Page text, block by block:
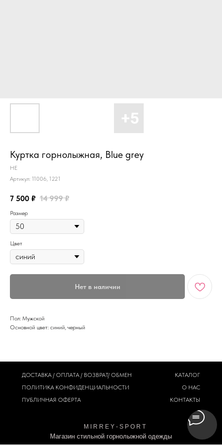
Куртка горнолыжная, Blue grey
HE
Артикул: 11006, 1221
7 500 ₽ 14 999 ₽
Размер
Цвет
Нет в наличии
Пол: Мужской
Основной цвет: синий, черный
M I R R E Y - S P O R T
Магазин стильной горнолыжной одежды
ДОСТАВКА / ОПЛАТА / ВОЗВРАТ/ ОБМЕН
ПОЛИТИКА КОНФИДЕНЦИАЛЬНОСТИ
ПУБЛИЧНАЯ ОФЕРТА
КАТАЛОГ
О НАС
КОНТАКТЫ